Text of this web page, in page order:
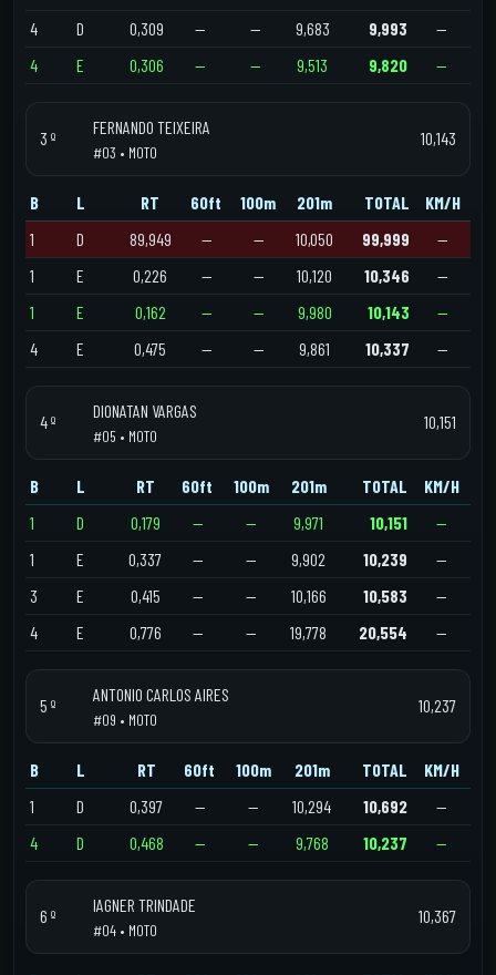
4
D 0,309 — — 9,683 9,993
—
4
E 0,306 — — 9,513 9,820 —
3 º
FERNANDO TEIXEIRA
#03 • MOTO
10,143
B L RT 60ft 100m 201m TOTAL
KM/H
1
D 89,949 — — 10,050 99,999
—
1
E 0,226 — — 10,120 10,346
—
1
E 0,162 — — 9,980 10,143
—
4
E 0,475 — — 9,861 10,337 —
4 º
DIONATAN VARGAS
#05 • MOTO
10,151
B L RT 60ft 100m 201m TOTAL
KM/H
1
D 0,179 — — 9,971 10,151
—
1
E 0,337 — — 9,902 10,239
—
3
E 0,415 — — 10,166 10,583
—
4
E 0,776 — — 19,778 20,554 —
5 º
ANTONIO CARLOS AIRES
#09 • MOTO
10,237
B L RT 60ft 100m 201m TOTAL
KM/H
1
D 0,397 — — 10,294 10,692
—
4
D 0,468 — — 9,768 10,237 —
6 º
IAGNER TRINDADE
#04 • MOTO
10,367